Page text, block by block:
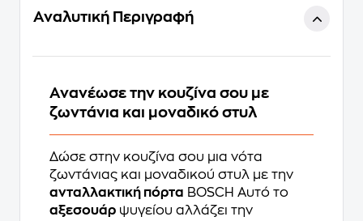
Αναλυτική Περιγραφή
Ανανέωσε την κουζίνα σου με
ζωντάνια και μοναδικό στυλ
Δώσε στην κουζίνα σου μια νότα
ζωντάνιας και μοναδικού στυλ με την
ανταλλακτική πόρτα BOSCH Αυτό το
αξεσουάρ ψυγείου αλλάζει την